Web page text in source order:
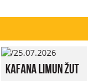
Kafana Limun Žut